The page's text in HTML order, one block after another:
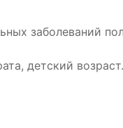
заболеваний
детский